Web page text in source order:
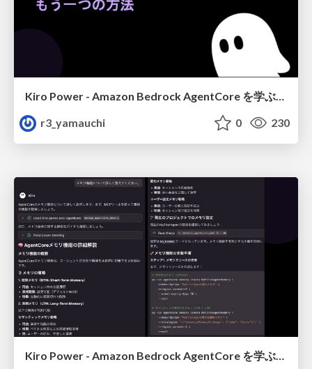
r3_yamauchi
0 230
Kiro Power - Amazon Bedrock AgentCore を学ぶ、もう一つの方法 (メモリー編)